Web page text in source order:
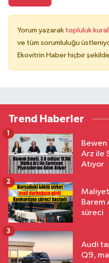
Yorum yazarak topluluk
ve tüm sorumluluğu
Ekovitrin Haber hiçbir
Trend Haberler
Bewen
Arz ile
Atıyor
1
Barem
süreci
2
Audi
Q9,
3